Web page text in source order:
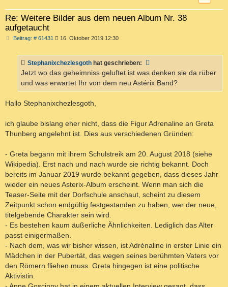
Re: Weitere Bilder aus dem neuen Album Nr. 38
aufgetaucht
Beitrag: # 61431 B
r
a
16. Oktober 2019 12:30
Stephanixchezlesgoth hat geschrieben:
Jetzt wo das geheimniss geluftet ist was denken sie da rüber
und was erwartet Ihr von dem neu Astérix Band?
Hallo Stephanixchezlesgoth,
ich glaube bislang eher nicht, dass die Figur Adrenaline an Greta
Thunberg angelehnt ist. Dies aus verschiedenen Gründen:
- Greta begann mit ihrem Schulstreik am 20. August 2018 (siehe
Wikipedia). Erst nach und nach wurde sie richtig bekannt. Doch
bereits im Januar 2019 wurde bekannt gegeben, dass dieses Jahr
wieder ein neues Asterix-Album erscheint. Wenn man sich die
Teaser-Seite mit der Dorfschule anschaut, scheint zu diesem
Zeitpunkt schon endgültig festgestanden zu haben, wer der neue,
titelgebende Charakter sein wird.
- Es bestehen kaum äußerliche Ähnlichkeiten. Lediglich das Alter
passt einigermaßen.
- Nach dem, was wir bisher wissen, ist Adrénaline in erster Linie ein
Mädchen in der Pubertät, das wegen seines berühmten Vaters vor
den Römern fliehen muss. Greta hingegen ist eine politische
Aktivistin.